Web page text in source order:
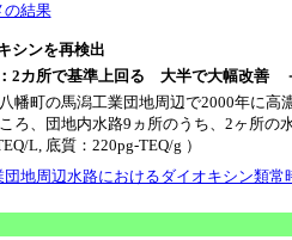
の結果
シンを再検出
2カ所で基準上回る 大半で大幅改善
幡町の馬潟工業団地周辺で2000年に高
ろ、団地内水路9ヵ所のうち、2ヶ所
L, 底質：220pg-TEQ/g ）
団地周辺水路におけるダイオキシン類常